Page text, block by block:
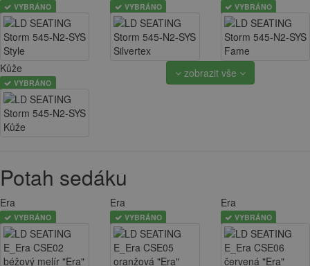
VYBRÁNO VYBRÁNO VYBRÁNO
Kůže
VYBRÁNO
zobrazit vše
Potah sedáku
Era
VYBRÁNO
Era
VYBRÁNO
Era
VYBRÁNO